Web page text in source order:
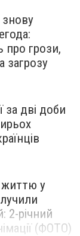
знову
грози,
загрозу
за дві доби
життю у
2-річний
(ФОТО)